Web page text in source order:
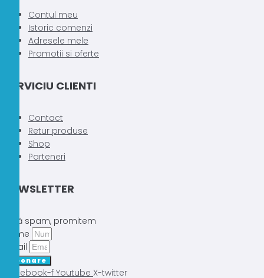
Contul meu
Istoric comenzi
Adresele mele
Promotii si oferte
SERVICIU CLIENTI
Contact
Retur produse
Shop
Parteneri
NEWSLETTER
Fără spam, promitem
Nume
Email
Abonare
Facebook-f Youtube X-twitter